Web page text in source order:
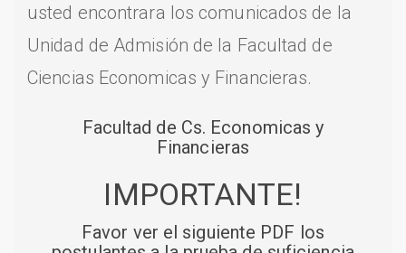
usted encontrara los comunicados de la
Unidad de Admisión de la Facultad de
Ciencias Economicas y Financieras.
Facultad de Cs. Economicas y
Financieras
IMPORTANTE!
Favor ver el siguiente PDF los